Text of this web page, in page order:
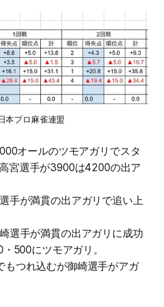
本プロ麻雀連盟
オールのツモアガリでスタ
宮選手が3900は4200の出ア
手が満貫の出アガリで追い上
選手が満貫の出アガリに成功
500にツモアガリ。
もつれ込むが御崎選手がアガ